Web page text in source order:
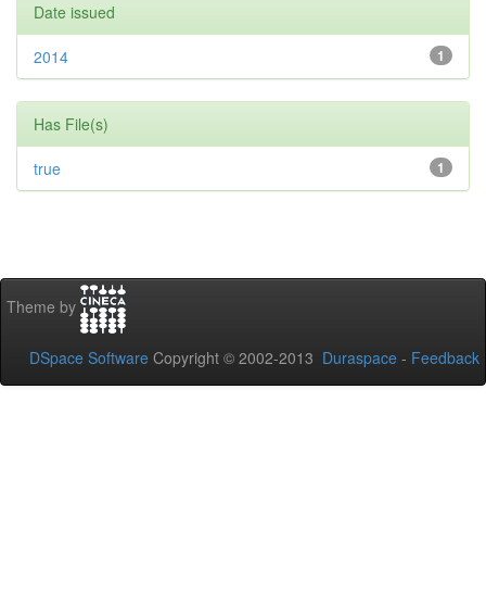
Date issued
1
2014
Has File(s)
1
true
Theme by
DSpace Software Copyright © 2002-2013 Duraspace - Feedback